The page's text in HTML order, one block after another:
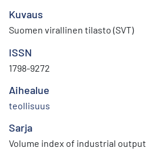
Kuvaus
Suomen virallinen tilasto (SVT)
ISSN
1798-9272
Aihealue
teollisuus
Sarja
Volume index of industrial output